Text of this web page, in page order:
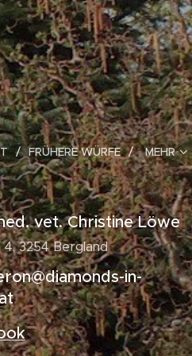
FRÜHERE WÜRFE MEHR
vet. Christine Löwe
4, 3254 Bergland
in-